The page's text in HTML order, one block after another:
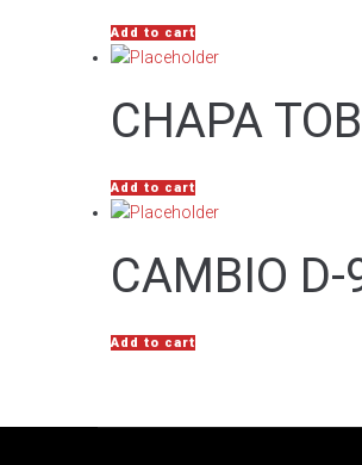
Add to cart
CHAPA
Add to cart
CAMBIO
Add to cart